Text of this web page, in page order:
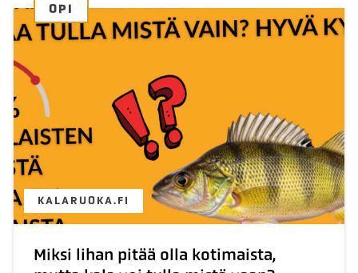
OPI
KALARUOKA.FI
Miksi lihan pitää olla kotimaista,